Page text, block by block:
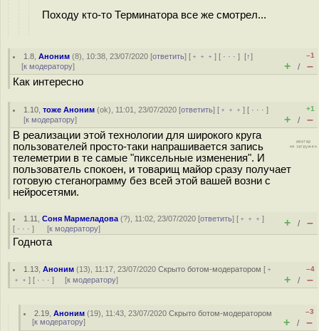
Походу кто-то Терминатора все же смотрел...
1.8 ,Аноним (8), 10:38, 23/07/2020 [ответить] [ ﹢﹢﹢] [ · · ·][↑]
[к модератору]
–1
+ / –
Как интересно
1.10 ,тоже Аноним (ok), 11:01, 23/07/2020 [ответить] [ ﹢﹢﹢] [ · · ·]
[к модератору]
+1
+ / –
В реализации этой технологии для широкого круга
пользователей просто-таки напрашивается запись
телеметрии в те самые "пиксельные изменения". И
пользователь спокоен, и товарищ майор сразу получает
готовую стеганограмму без всей этой вашей возни с
нейросетями.
1.11 ,Соня Мармеладова (?), 11:02, 23/07/2020 [ответить] [ ﹢﹢﹢]
[ · · · ] [к модератору] + / –
Годнота
1.13 ,Аноним (13), 11:17, 23/07/2020Скрыто ботом-модератором [ ﹢
﹢﹢ ] [ · · · ] [к модератору]
–4
+ / –
2.19 ,Аноним (19), 11:43, 23/07/2020Скрыто ботом-модератором
[к модератору]
–3
+ / –